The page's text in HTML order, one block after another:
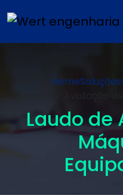
HomeSoluções
Laudo de